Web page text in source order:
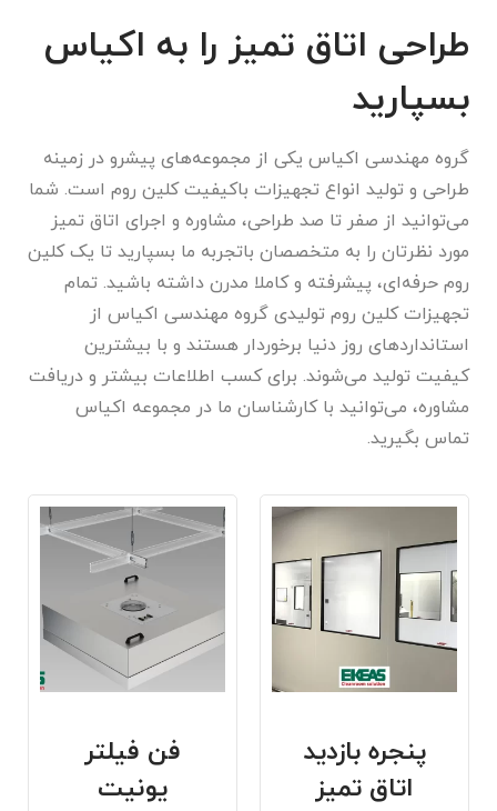
طراحی اتاق تمیز را به اکیاس
بسپارید
گروه مهندسی اکیاس یکی از مجموعه‌های پیشرو در زمینه
طراحی و تولید انواع تجهیزات باکیفیت کلین روم است. شما
می‌توانید از صفر تا صد طراحی، مشاوره و اجرای اتاق تمیز
مورد نظرتان را به متخصصان باتجربه ما بسپارید تا یک کلین
روم حرفه‌ای، پیشرفته و کاملا مدرن داشته باشید. تمام
تجهیزات کلین روم تولیدی گروه مهندسی اکیاس از
استانداردهای روز دنیا برخوردار هستند و با بیشترین
کیفیت تولید می‌شوند. برای کسب اطلاعات بیشتر و دریافت
مشاوره، می‌توانید با کارشناسان ما در مجموعه اکیاس
تماس بگیرید.
پنجره بازدید
اتاق تمیز
فن فیلتر
یونیت